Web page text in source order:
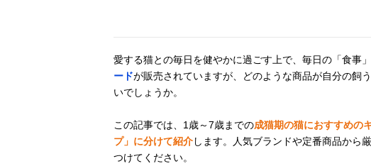
愛する猫との毎日を健やかに過ごす上で、毎日の「食事
ードが販売されていますが、どのような商品が自分の飼
いでしょうか。
この記事では、1歳～7歳までの成猫期の猫におすすめの
プ」に分けて紹介します。人気ブランドや定番商品から
つけてください。